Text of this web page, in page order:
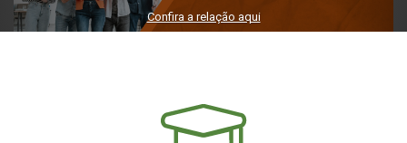
Confira a relação aqui